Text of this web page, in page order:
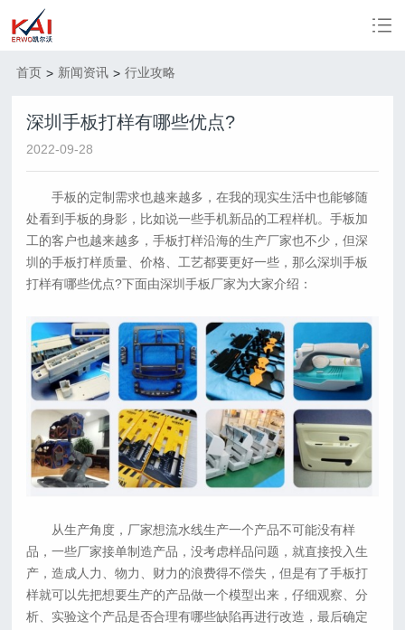
首页 > 新闻资讯 > 行业攻略
深圳手板打样有哪些优点?
2022-09-28
手板的定制需求也越来越多，在我的现实生活中也能够随
处看到手板的身影，比如说一些手机新品的工程样机。手板加
工的客户也越来越多，手板打样沿海的生产厂家也不少，但深
圳的手板打样质量、价格、工艺都要更好一些，那么深圳手板
打样有哪些优点?下面由深圳手板厂家为大家介绍：
从生产角度，厂家想流水线生产一个产品不可能没有样
品，一些厂家接单制造产品，没考虑样品问题，就直接投入生
产，造成人力、物力、财力的浪费得不偿失，但是有了手板打
样就可以先把想要生产的产品做一个模型出来，仔细观察、分
析、实验这个产品是否合理有哪些缺陷再进行改造，最后确定